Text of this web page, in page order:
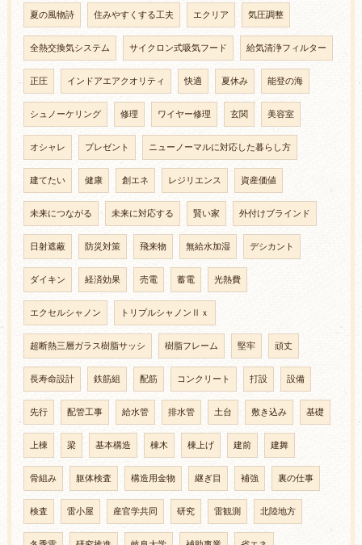
夏の風物詩 住みやすくする工夫 エクリア 気圧調整
全熱交換気システム サイクロン式吸気フード 給気清浄フィルター
正圧 インドアエアクオリティ 快適 夏休み 能登の海
シュノーケリング 修理 ワイヤー修理 玄関 美容室
オシャレ プレゼント ニューノーマルに対応した暮らし方
建てたい 健康 創エネ レジリエンス 資産価値
未来につながる 未来に対応する 賢い家 外付けブラインド
日射遮蔽 防災対策 飛来物 無給水加湿 デシカント
ダイキン 経済効果 売電 蓄電 光熱費
エクセルシャノン トリプルシャノンⅡｘ
超断熱三層ガラス樹脂サッシ 樹脂フレーム 堅牢 頑丈
長寿命設計 鉄筋組 配筋 コンクリート 打設 設備
先行 配管工事 給水管 排水管 土台 敷き込み 基礎
上棟 梁 基本構造 棟木 棟上げ 建前 建舞
骨組み 躯体検査 構造用金物 継ぎ目 補強 裏の仕事
検査 雷小屋 産官学共同 研究 雷観測 北陸地方